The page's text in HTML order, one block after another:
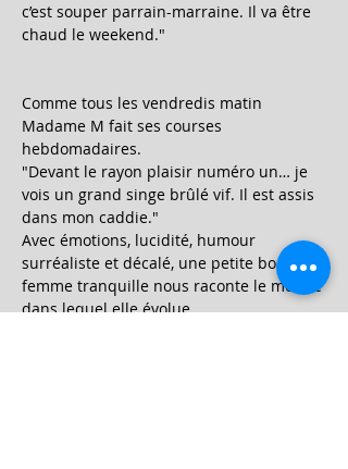
c’est souper parrain-marraine. Il va être
chaud le weekend."
Comme tous les vendredis matin
Madame M fait ses courses
hebdomadaires.
"Devant le rayon plaisir numéro un… je
vois un grand singe brûlé vif. Il est assis
dans mon caddie."
Avec émotions, lucidité, humour
surréaliste et décalé, une petite bonne
femme tranquille nous raconte le monde
dans lequel elle évolue.